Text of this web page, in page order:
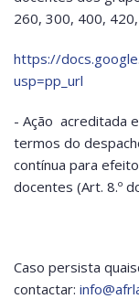
260, 300, 400,
https://
usp=pp_url
- Ação acreditada
termos do
contínua para
docentes (Art. 8.º
Caso persista
contactar: